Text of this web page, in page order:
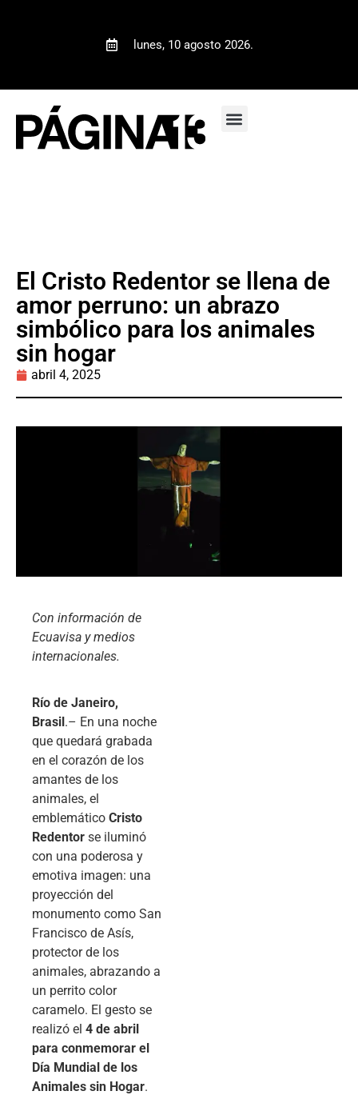
lunes, 10 agosto 2026.
El Cristo Redentor se llena de
amor perruno: un abrazo
simbólico para los animales
sin hogar
abril 4, 2025
Con información de
Ecuavisa y medios
internacionales.
Río de Janeiro,
Brasil.– En una noche
que quedará grabada
en el corazón de los
amantes de los
animales, el
emblemático Cristo
Redentor se iluminó
con una poderosa y
emotiva imagen: una
proyección del
monumento como San
Francisco de Asís,
protector de los
animales, abrazando a
un perrito color
caramelo. El gesto se
realizó el 4 de abril
para conmemorar el
Día Mundial de los
Animales sin Hogar.